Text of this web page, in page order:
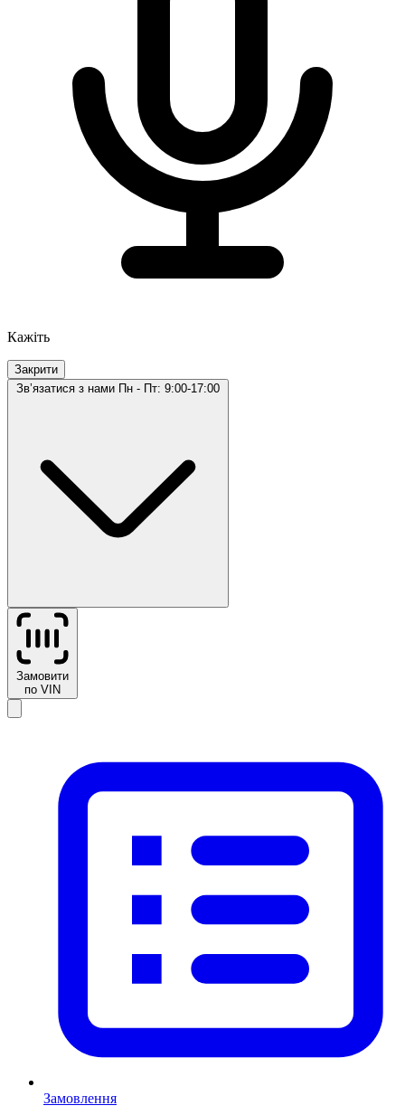
Кажіть
Закрити
Звʼязатися з нами Пн - Пт: 9:00-17:00
Замовити
по VIN
Замовлення